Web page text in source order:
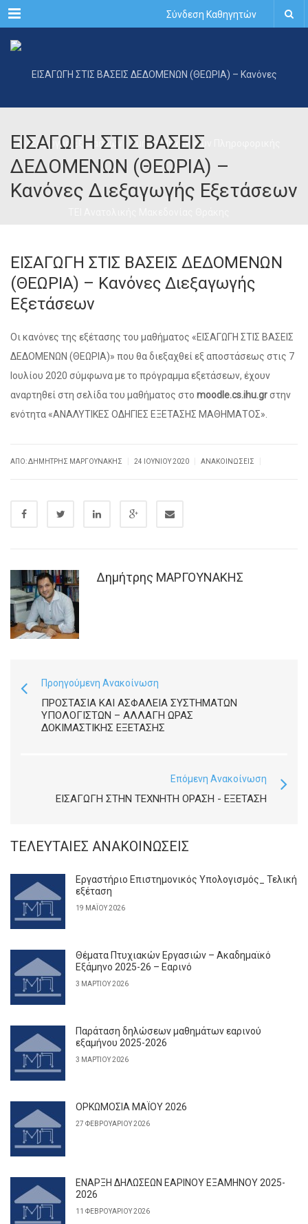
Menu Σύνδεση Καθηγητών
ΕΙΣΑΓΩΓΗ ΣΤΙΣ ΒΑΣΕΙΣ
ΔΕΔΟΜΕΝΩΝ (ΘΕΩΡΙΑ) –
Κανόνες Διεξαγωγής Εξετάσεων
ΕΙΣΑΓΩΓΗ ΣΤΙΣ ΒΑΣΕΙΣ ΔΕΔΟΜΕΝΩΝ
(ΘΕΩΡΙΑ) – Κανόνες Διεξαγωγής
Εξετάσεων
Οι κανόνες της εξέτασης του μαθήματος «ΕΙΣΑΓΩΓΗ ΣΤΙΣ ΒΑΣΕΙΣ
ΔΕΔΟΜΕΝΩΝ (ΘΕΩΡΙΑ)» που θα διεξαχθεί εξ αποστάσεως στις 7
Ιουλίου 2020 σύμφωνα με το πρόγραμμα εξετάσεων, έχουν
αναρτηθεί στη σελίδα του μαθήματος στο moodle.cs.ihu.grστην
ενότητα «ΑΝΑΛΥΤΙΚΕΣ ΟΔΗΓΙΕΣ ΕΞΕΤΑΣΗΣ ΜΑΘΗΜΑΤΟΣ».
ΑΠΌ: ΔΗΜΉΤΡΗΣ ΜΑΡΓΟΥΝΑΚΗΣ 24 ΙΟΥΝΊΟΥ 2020 ΑΝΑΚΟΙΝΏΣΕΙΣ
Δημήτρης ΜΑΡΓΟΥΝΑΚΗΣ
Προηγούμενη Ανακοίνωση
ΠΡΟΣΤΑΣΊΑ ΚΑΙ ΑΣΦΆΛΕΙΑ ΣΥΣΤΗΜΆΤΩΝ
ΥΠΟΛΟΓΙΣΤΏΝ – ΑΛΛΑΓΉ ΏΡΑΣ
ΔΟΚΙΜΑΣΤΙΚΉΣ ΕΞΈΤΑΣΗΣ
Επόμενη Ανακοίνωση
ΕΙΣΑΓΩΓΉ ΣΤΗΝ ΤΕΧΝΗΤΉ ΌΡΑΣΗ - ΕΞΈΤΑΣΗ
ΤΕΛΕΥΤΑΊΕΣ ΑΝΑΚΟΙΝΏΣΕΙΣ
Εργαστήριο Επιστημονικός Υπολογισμός_ Τελική
εξέταση
19 ΜΑΪ́ΟΥ 2026
Θέματα Πτυχιακών Εργασιών – Ακαδημαϊκό
Εξάμηνο 2025-26 – Εαρινό
3 ΜΑΡΤΊΟΥ 2026
Παράταση δηλώσεων μαθημάτων εαρινού
εξαμήνου 2025-2026
3 ΜΑΡΤΊΟΥ 2026
ΟΡΚΩΜΟΣΙΑ ΜΑΪΟΥ 2026
27 ΦΕΒΡΟΥΑΡΊΟΥ 2026
ΕΝΑΡΞΗ ΔΗΛΩΣΕΩΝ ΕΑΡΙΝΟΥ ΕΞΑΜΗΝΟΥ 2025-
2026
11 ΦΕΒΡΟΥΑΡΊΟΥ 2026